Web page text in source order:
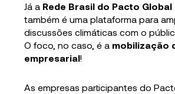
Já a Rede Brasil do Pacto Global
também é uma plataforma para
discussões climáticas com o
O foco, no caso, é a mobilização
empresarial!
As empresas participantes do